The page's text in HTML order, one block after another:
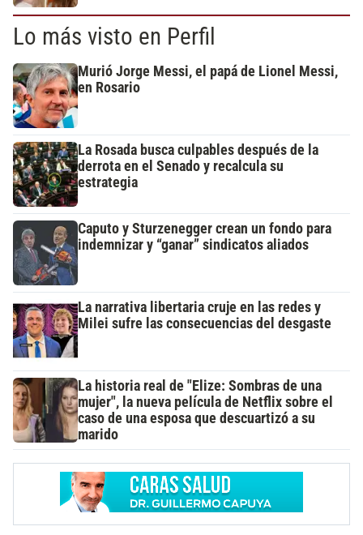
Lo más visto en Perfil
Murió Jorge Messi, el papá de Lionel Messi,
en Rosario
La Rosada busca culpables después de la
derrota en el Senado y recalcula su
estrategia
Caputo y Sturzenegger crean un fondo para
indemnizar y “ganar” sindicatos aliados
La narrativa libertaria cruje en las redes y
Milei sufre las consecuencias del desgaste
La historia real de "Elize: Sombras de una
mujer", la nueva película de Netflix sobre el
caso de una esposa que descuartizó a su
marido